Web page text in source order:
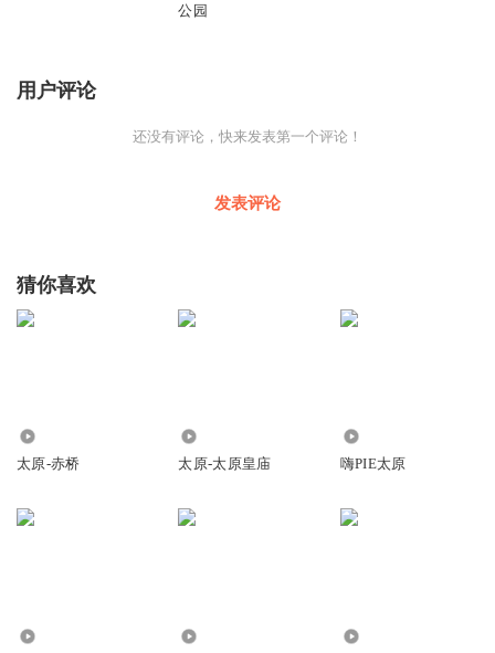
公园
用户评论
还没有评论，快来发表第一个评论！
发表评论
猜你喜欢
太原-赤桥 太原-太原皇庙 嗨PIE太原